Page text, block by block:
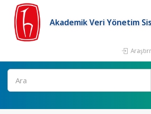
Akademik Veri Yönetim
Ara